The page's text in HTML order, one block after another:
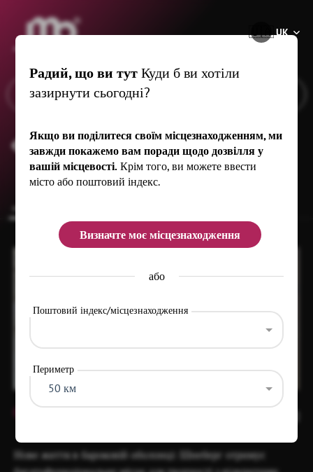
®
🇺🇦UK
Kulturwerk Schneeberg
common.overview
Item
4
Нове життя в бароковій оболонці: Шнеберг отримує
Радий, що ви тутКуди б ви хотіли
зазирнути сьогодні?
Якщо ви поділитеся своїм місцезнаходженням, ми
завжди покажемо вам поради щодо дозвілля у
вашій місцевості. Крім того, ви можете ввести
місто або поштовий індекс.
Визначте моє місцезнаходження
або
Поштовий індекс/місцезнаходження
Периметр
50 км